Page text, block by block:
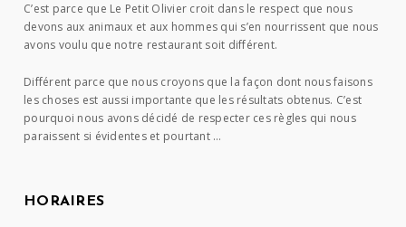
C’est parce que Le Petit Olivier croit dans le respect que nous
devons aux animaux et aux hommes qui s’en nourrissent que nous
avons voulu que notre restaurant soit différent.
Différent parce que nous croyons que la façon dont nous faisons
les choses est aussi importante que les résultats obtenus. C’est
pourquoi nous avons décidé de respecter ces règles qui nous
paraissent si évidentes et pourtant …
HORAIRES